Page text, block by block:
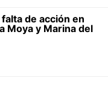
de acción en
Moya y Marina del